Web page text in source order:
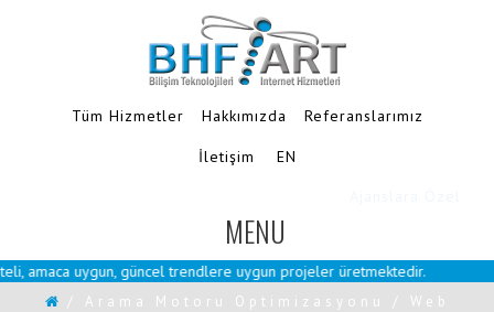
Tüm Hizmetler Hakkımızda Referanslarımız
İletişim
EN
MENU
TOGGLE
NAVIGATION
amaca uygun, güncel trendlere uygun projeler üretmektedir.
/ Arama Motoru Optimizasyonu / Web